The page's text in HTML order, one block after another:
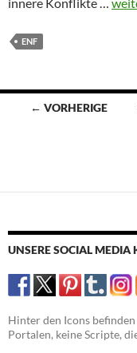
innere Konflikte …
ENF
← VORHERIGE
UNSERE SOCIAL MEDIA
Hinter den Icons
Portalen, keine Scripte,